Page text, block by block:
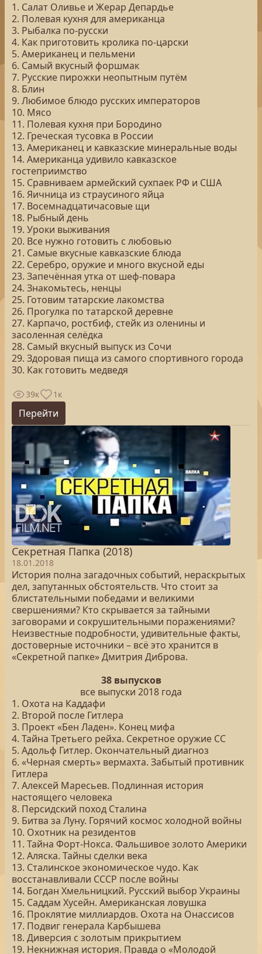
1. Салат Оливье и Жерар Депардье
2. Полевая кухня для американца
3. Рыбалка по-русски
4. Как приготовить кролика по-царски
5. Американец и пельмени
6. Самый вкусный форшмак
7. Русские пирожки неопытным путём
8. Блин
9. Любимое блюдо русских императоров
10. Мясо
11. Полевая кухня при Бородино
12. Греческая тусовка в России
13. Американец и кавказские минеральные воды
14. Американца удивило кавказское
гостеприимство
15. Сравниваем армейский сухпаек РФ и США
16. Яичница из страусиного яйца
17. Восемнадцатичасовые щи
18. Рыбный день
19. Уроки выживания
20. Все нужно готовить с любовью
21. Самые вкусные кавказские блюда
22. Серебро, оружие и много вкусной еды
23. Запечённая утка от шеф-повара
24. Знакомьтесь, ненцы
25. Готовим татарские лакомства
26. Прогулка по татарской деревне
27. Карпачо, ростбиф, стейк из оленины и
засоленная селёдка
28. Самый вкусный выпуск из Сочи
29. Здоровая пища из самого спортивного города
30. Как готовить медведя
39к 1к
Перейти
Секретная Папка (2018)
18.01.2018
История полна загадочных событий, нераскрытых
дел, запутанных обстоятельств. Что стоит за
блистательными победами и великими
свершениями? Кто скрывается за тайными
заговорами и сокрушительными поражениями?
Неизвестные подробности, удивительные факты,
достоверные источники – всё это хранится в
«Секретной папке» Дмитрия Диброва.
38 выпусков
все выпуски 2018 года
1. Охота на Каддафи
2. Второй после Гитлера
3. Проект «Бен Ладен». Конец мифа
4. Тайна Третьего рейха. Секретное оружие СС
5. Адольф Гитлер. Окончательный диагноз
6. «Черная смерть» вермахта. Забытый противник
Гитлера
7. Алексей Маресьев. Подлинная история
настоящего человека
8. Персидский поход Сталина
9. Битва за Луну. Горячий космос холодной войны
10. Охотник на резидентов
11. Тайна Форт-Нокса. Фальшивое золото Америки
12. Аляска. Тайны сделки века
13. Сталинское экономическое чудо. Как
восстанавливали СССР после войны
14. Богдан Хмельницкий. Русский выбор Украины
15. Саддам Хусейн. Американская ловушка
16. Проклятие миллиардов. Охота на Онассисов
17. Подвиг генерала Карбышева
18. Диверсия с золотым прикрытием
19. Некнижная история. Правда о «Молодой